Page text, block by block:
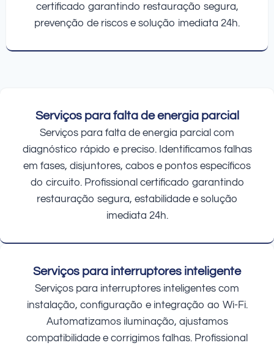
certificado garantindo restauração segura,
prevenção de riscos e solução imediata 24h.
Serviços para falta de energia parcial
Serviços para falta de energia parcial com
diagnóstico rápido e preciso. Identificamos falhas
em fases, disjuntores, cabos e pontos específicos
do circuito. Profissional certificado garantindo
restauração segura, estabilidade e solução
imediata 24h.
Serviços para interruptores inteligente
Serviços para interruptores inteligentes com
instalação, configuração e integração ao Wi-Fi.
Automatizamos iluminação, ajustamos
compatibilidade e corrigimos falhas. Profissional